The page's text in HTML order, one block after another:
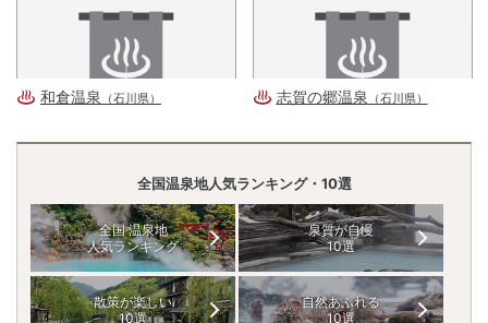
和倉温泉 （石川県） 志賀の郷温泉 （石川県）
全国温泉地人気ランキング・10選
全国 温泉地
人気ランキング
泉質が自慢
10選
散策が楽しい
10選
自然あふれる
10選